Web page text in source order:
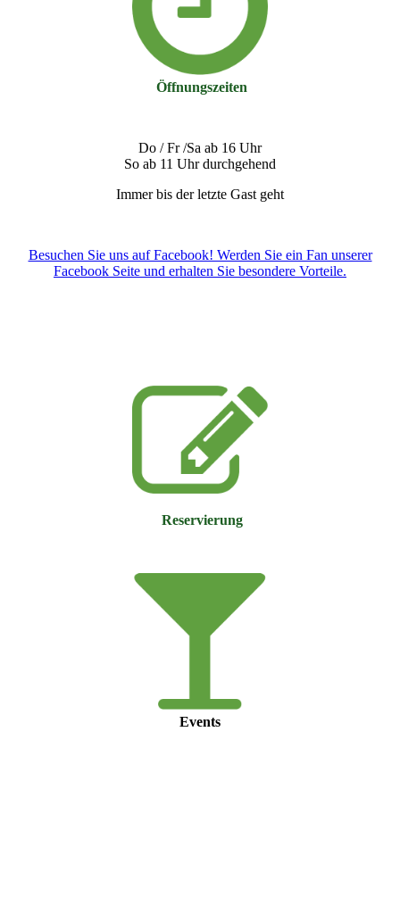
Öffnungszeiten
Do / Fr /Sa ab 16 Uhr
So ab 11 Uhr durchgehend
Immer bis der letzte Gast geht
Besuchen Sie uns auf Facebook! Werden Sie ein Fan unserer
Facebook Seite und erhalten Sie besondere Vorteile.
Reservierung
Events